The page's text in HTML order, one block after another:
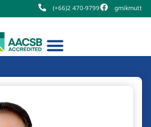
(+66)2 470-9799 gmikmutt